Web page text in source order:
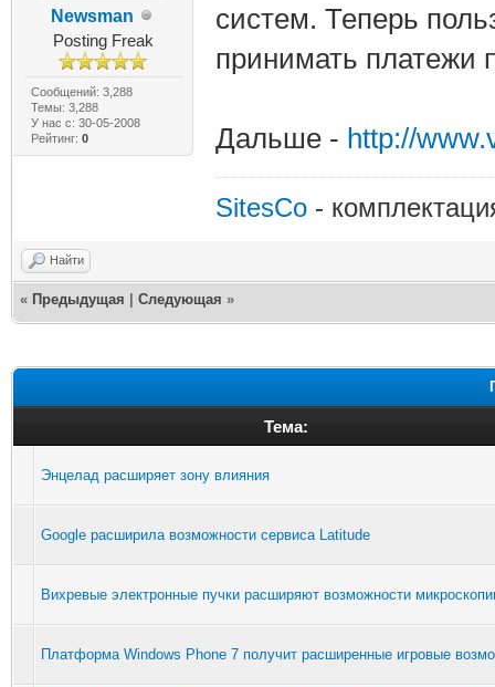
Newsman
Posting Freak
Сообщений: 3,288
Темы: 3,288
У нас с: 30-05-2008
Рейтинг: 0
систем. Теперь
принимать платежи
Дальше - http://
SitesCo-
Найти
« Предыдущая Следующая »
Тема:
Энцелад расширяет зону влияния
Google расширила возможности сервиса Latitude
Вихревые электронные пучки расширяют возможности
Платформа Windows Phone 7 получит расширенные игровые